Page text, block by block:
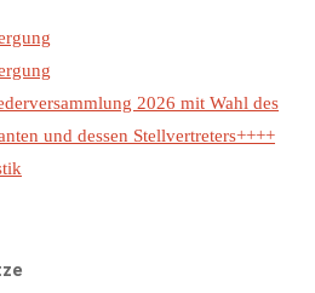
2026 mit Wahl des
und dessen Stellvertreters++++